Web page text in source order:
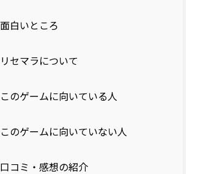
面白いところ
リセマラについて
このゲームに向いている人
このゲームに向いていない人
口コミ・感想の紹介